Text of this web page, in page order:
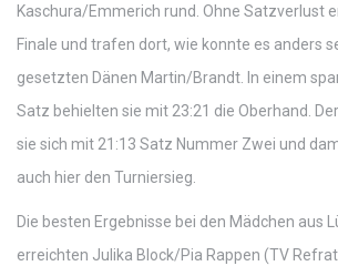
Kaschura/Emmerich rund. Ohne Satzverlust
Finale und trafen dort, wie konnte es anders
gesetzten Dänen Martin/Brandt. In einem
Satz behielten sie mit 23:21 die Oberhand.
sie sich mit 21:13 Satz Nummer Zwei und
auch hier den Turniersieg.
Die besten Ergebnisse bei den Mädchen aus
erreichten Julika Block/Pia Rappen (TV